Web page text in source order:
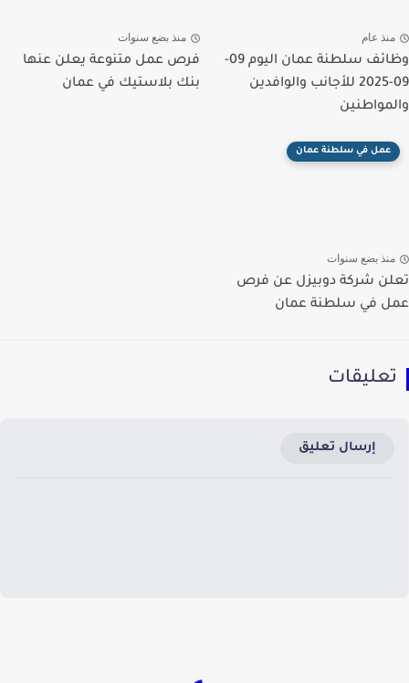
منذ عام
وظائف سلطنة عمان اليوم 09-
09-2025 للأجانب والوافدين
والمواطنين
منذ بضع سنوات
فرص عمل متنوعة يعلن عنها
بنك بلاستيك في عمان
عمل في سلطنة عمان
منذ بضع سنوات
تعلن شركة دوبيزل عن فرص
عمل في سلطنة عمان
تعليقات
إرسال تعليق